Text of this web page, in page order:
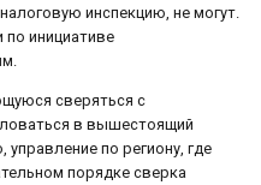
инспекцию, не могут.
по инициативе
сверяться с
в вышестоящий
по региону, где
порядке сверка